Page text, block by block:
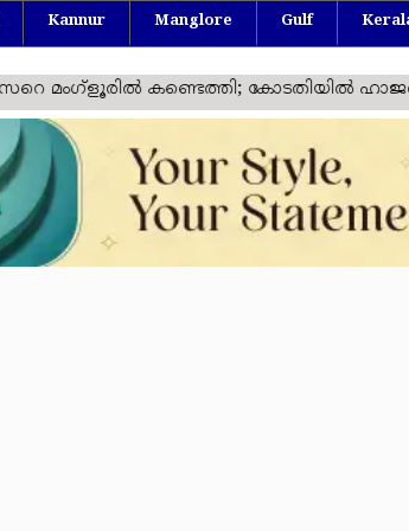
Kannur Manglore Gulf